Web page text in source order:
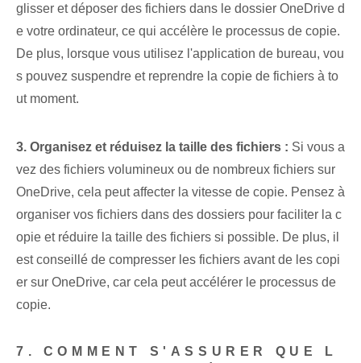
glisser et déposer des fichiers dans le dossier OneDrive d
e votre ordinateur, ce qui accélère le processus de copie.
De plus, lorsque vous utilisez l'application de bureau, vou
s pouvez suspendre et reprendre la copie de fichiers à to
ut moment.
3. Organisez et réduisez la taille des fichiers : ‌Si vous a
vez des fichiers volumineux ou de nombreux fichiers sur
OneDrive, cela peut affecter la vitesse de copie. Pensez à
organiser vos fichiers dans des dossiers pour faciliter la c
opie et réduire la taille des fichiers si possible. De plus, il
est conseillé de compresser les fichiers avant de les copi
er sur OneDrive, car cela peut accélérer le processus de
copie.
7. COMMENT S'ASSURER QUE L